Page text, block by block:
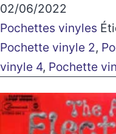
02/06/2022
Pochettes vinyles
Pochette vinyle 2,
vinyle 4, Pochette